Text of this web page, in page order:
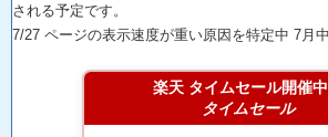
される予定です。
7/27 ページの表示速度が重い原因を特定中 7月
楽天 タイムセール開催中
タイムセール